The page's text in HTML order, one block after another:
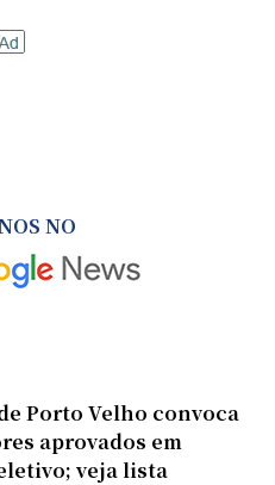
NO
Porto Velho convoca
aprovados em
veja lista